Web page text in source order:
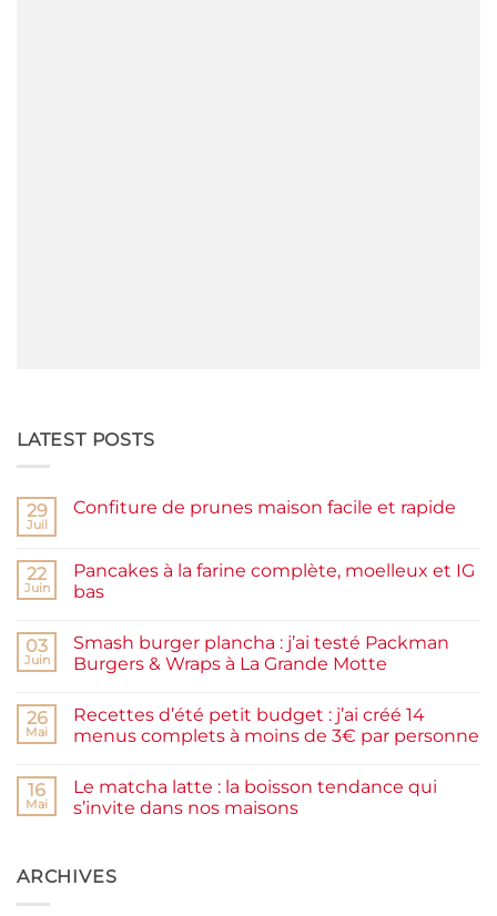
LATEST POSTS
29
Juil
Confiture de prunes maison facile et rapide
Confiture
de
prunes
et
rapide
22
Juin
Pancakes à la farine complète, moelleux et IG
bas
sur
Pancakes
à
complète,
moelleux
et
03
Juin
Smash burger plancha : j’ai testé Packman
Burgers & Wraps à La Grande Motte
sur
Smash
burger
testé
Packman
Burgers &
Grande
Motte
26
Mai
Recettes d’été petit budget : j’ai créé 14
menus complets à moins de 3€ par personne
sur
Recettes
d’été
j’ai
créé
16
Mai
Le matcha latte : la boisson tendance qui
s’invite dans nos maisons
Le
matcha
ARCHIVES